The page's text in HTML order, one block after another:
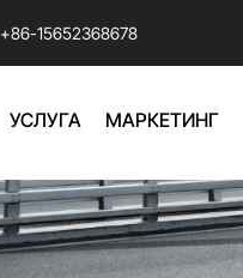
+86-15652368678
УСЛУГА МАРКЕТИНГ